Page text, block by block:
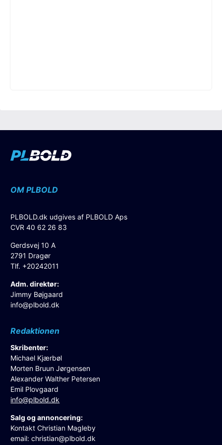
OM PLBOLD
PLBOLD.dk udgives af PLBOLD Aps
CVR 40 62 26 83
Gerdsvej 10 A
2791 Dragør
Tlf. +20242011
Adm. direktør:
Jimmy Bøjgaard
info@plbold.dk
Redaktionen
Skribenter:
Michael Kjærbøl
Morten Bruun Jørgensen
Alexander Walther Petersen
Emil Plovgaard
info@plbold.dk
Salg og annoncering:
Kontakt Christian Magleby
email:christian@plbold.dk